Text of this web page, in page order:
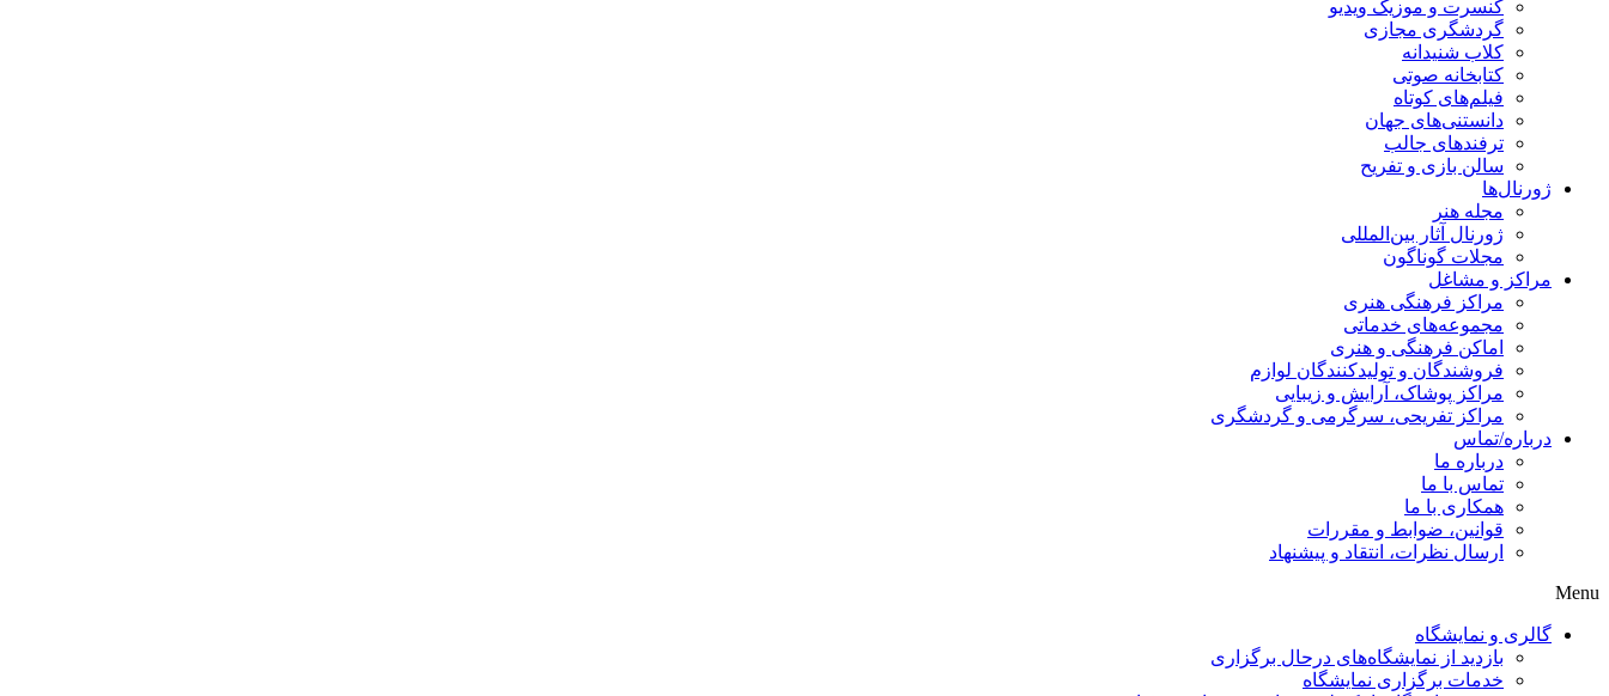
کنسرت و موزیک ویدیو
گردشگری مجازی
کلاب شنیدانه
کتابخانه صوتی
فیلم‌های کوتاه
دانستنی‌های جهان
ترفندهای جالب
سالن بازی و تفریح
ژورنال‌ها
مجله هنر
ژورنال آثار بین‌المللی
مجلات گوناگون
مراکز و مشاغل
مراکز فرهنگی هنری
مجموعه‌های خدماتی
اماکن فرهنگی و هنری
فروشندگان و تولیدکنندگان لوازم
مراکز پوشاک، آرایش و زیبایی
مراکز تفریحی، سرگرمی و گردشگری
درباره/تماس
درباره ما
تماس با ما
همکاری با ما
قوانین، ضوابط و مقررات
ارسال نظرات، انتقاد و پیشنهاد
Menu
گالری و نمایشگاه
بازدید از نمایشگاه‌های درحال برگزاری
خدمات برگزاری نمایشگاه